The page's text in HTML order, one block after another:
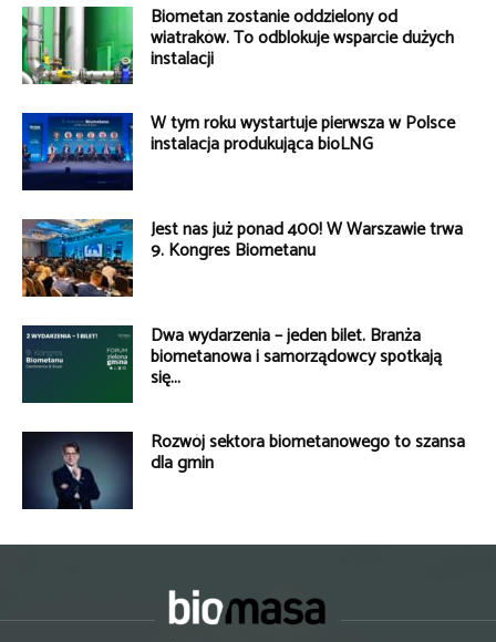
Biometan zostanie oddzielony od
wiatraków. To odblokuje wsparcie dużych
instalacji
W tym roku wystartuje pierwsza w Polsce
instalacja produkująca bioLNG
Jest nas już ponad 400! W Warszawie trwa
9. Kongres Biometanu
Dwa wydarzenia – jeden bilet. Branża
biometanowa i samorządowcy spotkają
się...
Rozwój sektora biometanowego to szansa
dla gmin